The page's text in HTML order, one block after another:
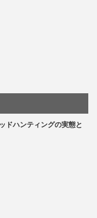
ドハンティングの実態と